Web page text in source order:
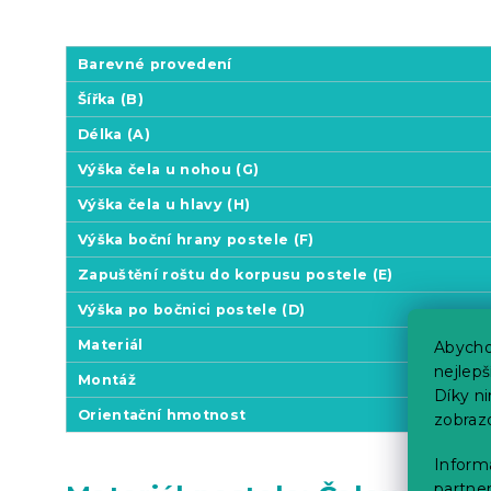
Díky
Barevné provedení
Šířka (B)
Délka (A)
Výška čela u nohou (G)
Výška čela u hlavy (H)
Výška boční hrany postele (F)
Zapuštění roštu do korpusu postele (E)
Výška po bočnici postele (D)
Materiál
Montáž
Orientační hmotnost